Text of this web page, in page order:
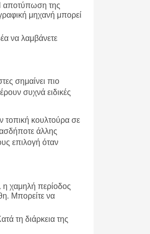
αποτύπωση της
μηχανή μπορεί
να λαμβάνετε
σημαίνει πιο
συχνά ειδικές
τοπική κουλτούρα σε
άλλης
επιλογή όταν
η χαμηλή περίοδος
Μπορείτε να
τη διάρκεια της